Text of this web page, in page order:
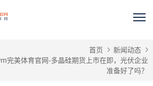
首页
新闻动态
完美体育官网-多晶硅期货上市在即，光伏企业
准备好了吗？